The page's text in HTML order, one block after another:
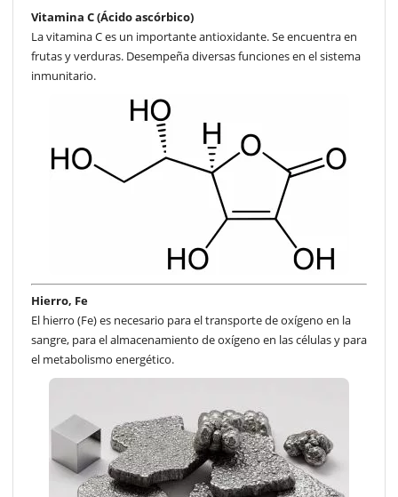
Vitamina C (Ácido ascórbico)
La vitamina C es un importante antioxidante. Se encuentra en
frutas y verduras. Desempeña diversas funciones en el sistema
inmunitario.
Hierro, Fe
El hierro (Fe) es necesario para el transporte de oxígeno en la
sangre, para el almacenamiento de oxígeno en las células y para
el metabolismo energético.